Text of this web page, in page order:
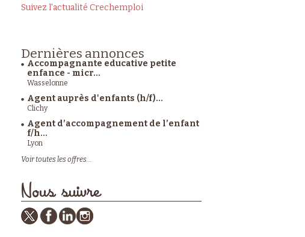
Suivez l'actualité Crechemploi
Dernières annonces
Accompagnante educative petite
enfance - micr...
Wasselonne
Agent auprès d'enfants (h/f)...
Clichy
Agent d’accompagnement de l’enfant
f/h...
Lyon
Voir toutes les offres...
Nous suivre